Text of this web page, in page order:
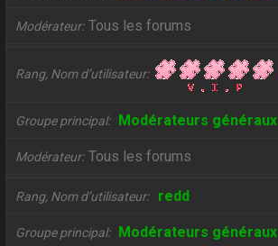
Modérateur Tous les forums
Rang, Nom d’utilisateur
Groupe principal Modérateurs généraux
Modérateur Tous les forums
Rang, Nom d’utilisateur redd
Groupe principal Modérateurs généraux